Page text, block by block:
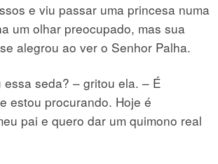
e viu passar uma princesa numa
um olhar preocupado, mas sua
alegrou ao ver o Senhor Palha.
essa seda? – gritou ela. – É
estou procurando. Hoje é
pai e quero dar um quimono real